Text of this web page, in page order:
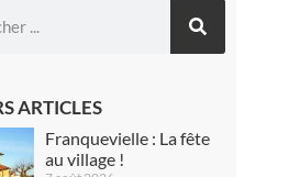
ARTICLES
Franquevielle : La fête
au village !